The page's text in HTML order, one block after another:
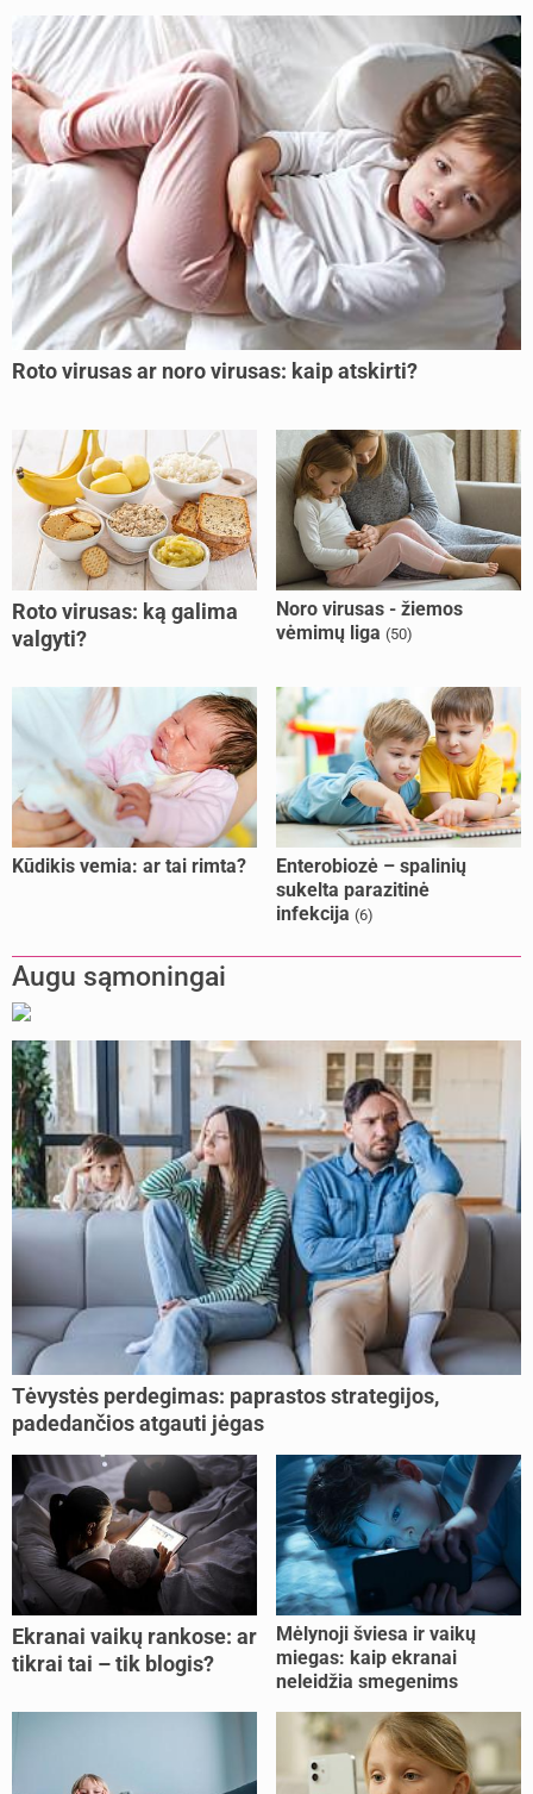
Roto virusas ar noro virusas: kaip atskirti?
Roto virusas: ką galima
valgyti?
Noro virusas - žiemos
vėmimų liga (50)
Kūdikis vemia: ar tai rimta?
Enterobiozė – spalinių
sukelta parazitinė
infekcija (6)
Augu sąmoningai
Tėvystės perdegimas: paprastos strategijos,
padedančios atgauti jėgas
Ekranai vaikų rankose: ar
tikrai tai – tik blogis?
Mėlynoji šviesa ir vaikų
miegas: kaip ekranai
neleidžia smegenims